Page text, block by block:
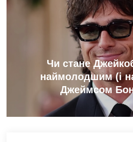
Чи стане
наймолодшим (і
Джеймсом